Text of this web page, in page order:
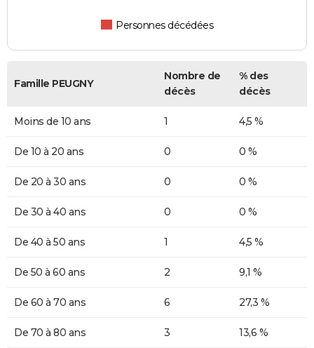
Personnes décédées
Famille PEUGNY
Nombre de
décès
% des
décès
Moins de 10 ans 1 4,5 %
De 10 à 20 ans 0 0 %
De 20 à 30 ans 0 0 %
De 30 à 40 ans 0 0 %
De 40 à 50 ans 1 4,5 %
De 50 à 60 ans 2 9,1 %
De 60 à 70 ans 6 27,3 %
De 70 à 80 ans 3 13,6 %